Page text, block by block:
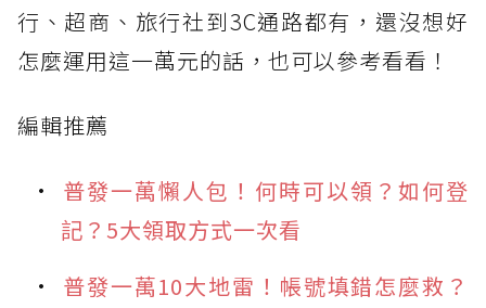
行、超商、旅行社到3C通路都有，還沒想好
怎麼運用這一萬元的話，也可以參考看看！
編輯推薦
普發一萬懶人包！何時可以領？如何登
記？5大領取方式一次看
普發一萬10大地雷！帳號填錯怎麼救？